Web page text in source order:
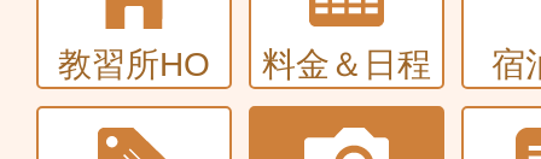
教習所HO 料金＆日程 宿